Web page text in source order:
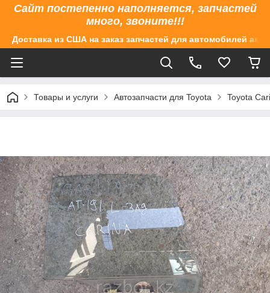
Сайт постепенно наполняется, запчастей
много, звоните!!!
Доставка из США на заказ запчастей для автомобилей
Товары и услуги Автозапчасти для Toyota Toyota